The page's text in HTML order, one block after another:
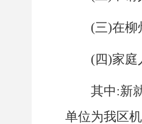
(三)在柳
(四)家庭
其中:新
单位为我区